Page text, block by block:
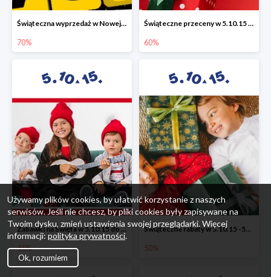
Świąteczna wyprzedaż w Nowej Erze - National Geographic Learning -70%
70%
Świąteczne przeceny w 5.10.15 - wszystkie ubrania -60%
60%
Zabawki na Święta w 5.10.15 do -45%
45%
Świąteczne rabaty w 5.10.15 -50%
50%
Używamy plików cookies, by ułatwić korzystanie z naszych
serwisów. Jeśli nie chcesz, by pliki cookies były zapisywane na
Twoim dysku, zmień ustawienia swojej przeglądarki. Więcej
informacji: polityka prywatności.
Ok, rozumiem